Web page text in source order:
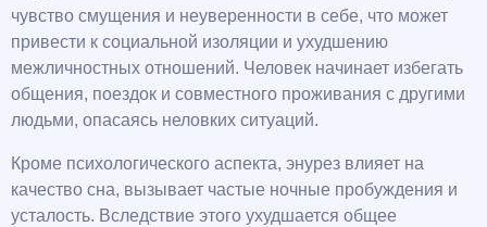
чувство смущения и неуверенности в себе, что может
привести к социальной изоляции и ухудшению
межличностных отношений. Человек начинает избегать
общения, поездок и совместного проживания с другими
людьми, опасаясь неловких ситуаций.
Кроме психологического аспекта, энурез влияет на
качество сна, вызывает частые ночные пробуждения и
усталость. Вследствие этого ухудшается общее